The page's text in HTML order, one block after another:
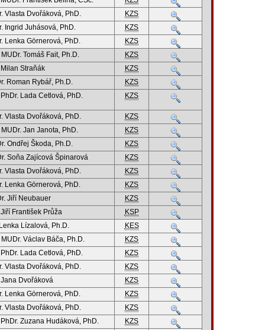
Vlasta Dvořáková, PhD.
KZS
Ingrid Juhásová, PhD.
KZS
Lenka Görnerová, PhD.
KZS
Tomáš Fait, Ph.D.
KZS
Straňák
KZS
Roman Rybář, Ph.D.
KZS
Lada Cetlová, PhD.
KZS
Vlasta Dvořáková, PhD.
KZS
Jan Janota, PhD.
KZS
Ondřej Škoda, Ph.D.
KZS
Soňa Zajícová Špinarová
KZS
Vlasta Dvořáková, PhD.
KZS
Lenka Görnerová, PhD.
KZS
Jiří Neubauer
KZS
František Průža
KSP
Lízalová, Ph.D.
KES
Václav Báča, Ph.D.
KZS
Lada Cetlová, PhD.
KZS
Vlasta Dvořáková, PhD.
KZS
Jana Dvořáková
KZS
Lenka Görnerová, PhD.
KZS
Vlasta Dvořáková, PhD.
KZS
Zuzana Hudáková, PhD.
KZS